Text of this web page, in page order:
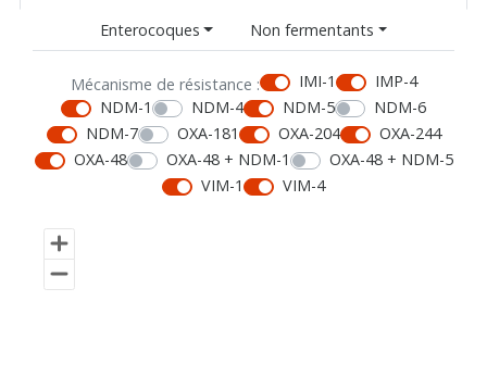
Enterocoques
Non fermentants
Mécanisme de résistance : IMI-1
IMP-4
NDM-1
NDM-4 NDM-5
NDM-6
NDM-7
OXA-181 OXA-204
OXA-244
OXA-48
OXA-48 + NDM-1
OXA-48 + NDM-5
VIM-1
VIM-4